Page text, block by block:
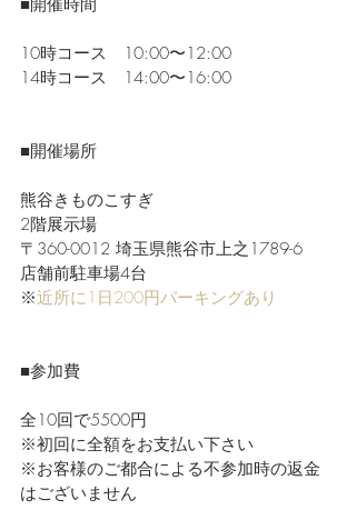
10時コース　10:00〜12:00
14時コース　14:00〜16:00
■開催場所
熊谷きものこすぎ
2階展示場
〒360-0012 埼玉県熊谷市上之1789-6
店舗前駐車場4台
※近所に1日200円パーキングあり
■参加費
全10回で5500円
※初回に全額をお支払い下さい
※お客様のご都合による不参加時の返金
はございません